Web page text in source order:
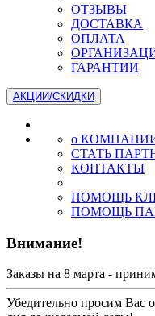
ОТЗЫВЫ
ДОСТАВКА
ОПЛАТА
ГАРАНТИИ
АКЦИИ/СКИДКИ
о
СТАТЬ
КОНТАКТЫ
ПОМОЩЬ
ПОМОЩЬ
Внимание!
Заказы на 8 марта -
Убедительно просим Вас